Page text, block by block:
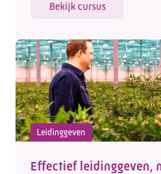
Bekijk cursus
Leidinggeven
Effectief leidinggeven,